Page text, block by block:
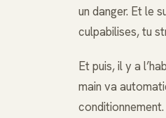
un danger. Et le
culpabilises, tu
Et puis, il y a
main va